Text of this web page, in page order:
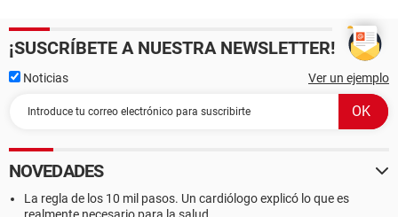
¡SUSCRÍBETE A NUESTRA NEWSLETTER!
Noticias Ver un ejemplo
NOVEDADES
La regla de los 10 mil pasos. Un cardiólogo explicó lo que es